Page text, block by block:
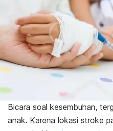
Bicara soal kesembuhan,
anak. Karena lokasi stroke